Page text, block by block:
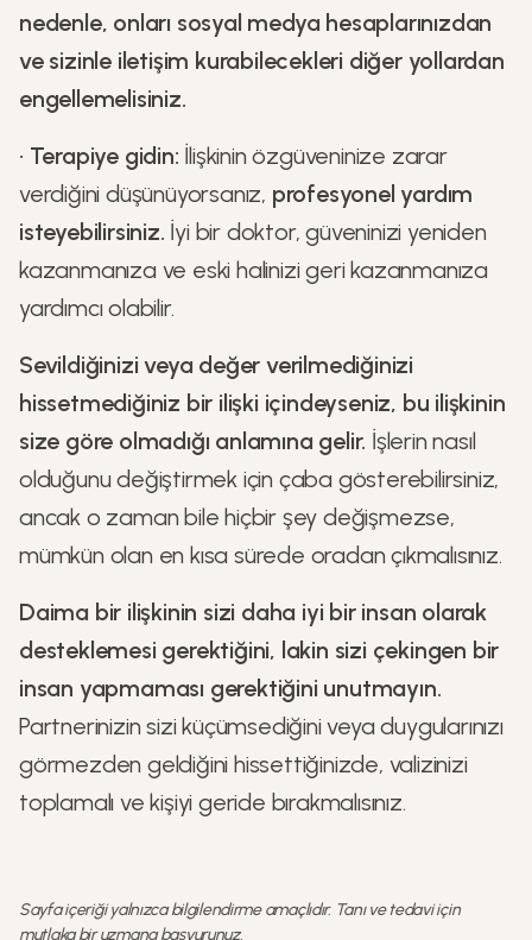
nedenle, onları sosyal medya hesaplarınızdan
ve sizinle iletişim kurabilecekleri diğer yollardan
engellemelisiniz.
• Terapiye gidin: İlişkinin özgüveninize zarar
verdiğini düşünüyorsanız, profesyonel yardım
isteyebilirsiniz. İyi bir doktor, güveninizi yeniden
kazanmanıza ve eski halinizi geri kazanmanıza
yardımcı olabilir.
Sevildiğinizi veya değer verilmediğinizi
hissetmediğiniz bir ilişki içindeyseniz, bu ilişkinin
size göre olmadığı anlamına gelir. İşlerin nasıl
olduğunu değiştirmek için çaba gösterebilirsiniz,
ancak o zaman bile hiçbir şey değişmezse,
mümkün olan en kısa sürede oradan çıkmalısınız.
Daima bir ilişkinin sizi daha iyi bir insan olarak
desteklemesi gerektiğini, lakin sizi çekingen bir
insan yapmaması gerektiğini unutmayın.
Partnerinizin sizi küçümsediğini veya duygularınızı
görmezden geldiğini hissettiğinizde, valizinizi
toplamalı ve kişiyi geride bırakmalısınız.
Sayfa içeriği yalnızca bilgilendirme amaçlıdır. Tanı ve tedavi için
mutlaka bir uzmana başvurunuz.